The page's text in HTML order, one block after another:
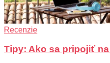
Recenzie
Tipy: Ako sa pripojiť